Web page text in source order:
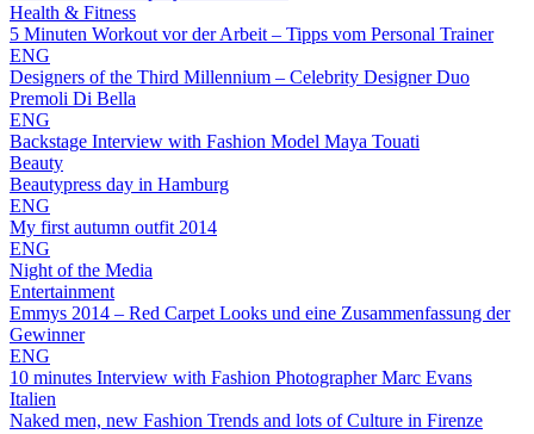
Health & Fitness
5 Minuten Workout vor der Arbeit – Tipps vom Personal Trainer
ENG
Designers of the Third Millennium – Celebrity Designer Duo
Premoli Di Bella
ENG
Backstage Interview with Fashion Model Maya Touati
Beauty
Beautypress day in Hamburg
ENG
My first autumn outfit 2014
ENG
Night of the Media
Entertainment
Emmys 2014 – Red Carpet Looks und eine Zusammenfassung der
Gewinner
ENG
10 minutes Interview with Fashion Photographer Marc Evans
Italien
Naked men, new Fashion Trends and lots of Culture in Firenze